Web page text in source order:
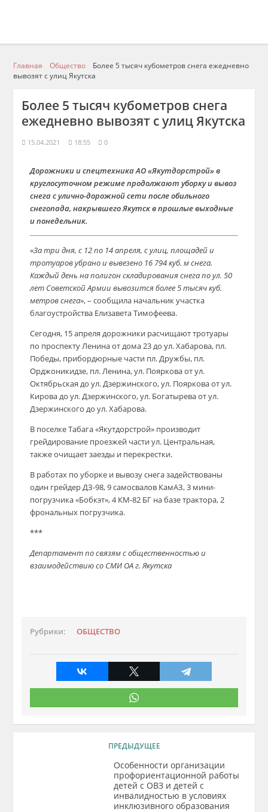
Главная Общество
Более 5 тысяч кубометров снега ежедневно
вывозят с улиц Якутска
Более 5 тысяч кубометров снега
ежедневно вывозят с улиц Якутска
15.04.2021 18:55 0
Дорожники и спецтехника АО «Якутдорстрой» в
круглосуточном режиме продолжают уборку и вывоз
снега с улично-дорожной сети после обильного
снегопада, накрывшего Якутск в прошлые выходные
и понедельник.
«За три дня, с 12 по 14 апреля, с улиц, площадей и
тротуаров убрано и вывезено 16 794 куб. м снега.
Каждый день на полигон складирования снега по ул. 50
лет Советской Армии вывозится более 5 тысяч куб.
метров снега», – сообщила начальник участка
благоустройства Елизавета Тимофеева.
Сегодня, 15 апреля дорожники расчищают тротуары
по проспекту Ленина от дома 23 до ул. Хабарова, пл.
Победы, прибордюрные части пл. Дружбы, пл.
Орджоникидзе, пл. Ленина, ул. Пояркова от ул.
Октябрьская до ул. Дзержинского, ул. Пояркова от ул.
Кирова до ул. Дзержинского, ул. Богатырева от ул.
Дзержинского до ул. Хабарова.
В поселке Табага «Якутдорстрой» производит
грейдирование проезжей части ул. Центральная,
также очищает заезды и перекрестки.
В работах по уборке и вывозу снега задействованы
один грейдер ДЗ-98, 9 самосвалов КамАЗ, 3 мини-
погрузчика «Бобкэт», 4 КМ-82 БГ на базе трактора, 2
фрональных погрузчика.
***
Департамент по связям с общественностью и
взаимодействию со СМИ ОА г. Якутска
Рубрики: ОБЩЕСТВО
ПРЕДЫДУЩЕЕ
Особенности организации
профориентационной работы
детей с ОВЗ и детей с
инвалидностью в условиях
инклюзивного образования